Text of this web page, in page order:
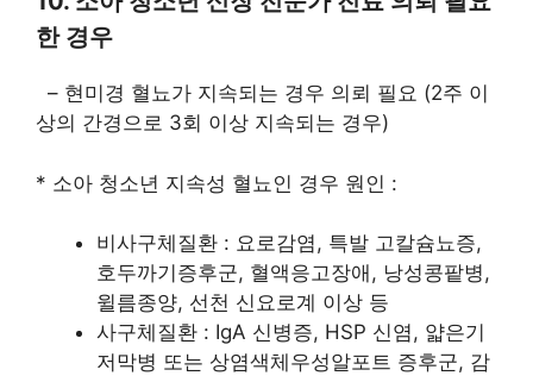
한 경우
– 현미경 혈뇨가 지속되는 경우 의뢰 필요 (2주 이
상의 간경으로 3회 이상 지속되는 경우)
* 소아 청소년 지속성 혈뇨인 경우 원인 :
비사구체질환 : 요로감염, 특발 고칼슘뇨증,
호두까기증후군, 혈액응고장애, 낭성콩팥병,
윌름종양, 선천 신요로계 이상 등
사구체질환 : IgA 신병증, HSP 신염, 얇은기
저막병 또는 상염색체우성알포트 증후군, 감